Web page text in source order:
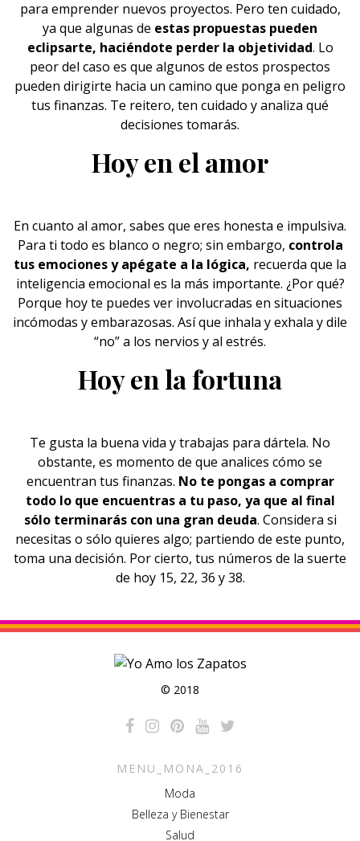
para emprender nuevos proyectos. Pero ten cuidado,
ya que algunas de estas propuestas pueden
eclipsarte, haciéndote perder la objetividad. Lo
peor del caso es que algunos de estos prospectos
pueden dirigirte hacia un camino que ponga en peligro
tus finanzas. Te reitero, ten cuidado y analiza qué
decisiones tomarás.
Hoy en el amor
En cuanto al amor, sabes que eres honesta e impulsiva.
Para ti todo es blanco o negro; sin embargo, controla
tus emociones y apégate a la lógica, recuerda que la
inteligencia emocional es la más importante. ¿Por qué?
Porque hoy te puedes ver involucradas en situaciones
incómodas y embarazosas. Así que inhala y exhala y dile
“no” a los nervios y al estrés.
Hoy en la fortuna
Te gusta la buena vida y trabajas para dártela. No
obstante, es momento de que analices cómo se
encuentran tus finanzas. No te pongas a comprar
todo lo que encuentras a tu paso, ya que al final
sólo terminarás con una gran deuda. Considera si
necesitas o sólo quieres algo; partiendo de este punto,
toma una decisión. Por cierto, tus números de la suerte
de hoy 15, 22, 36 y 38.
© 2018
MENU_MONA_2016
Moda
Belleza y Bienestar
Salud